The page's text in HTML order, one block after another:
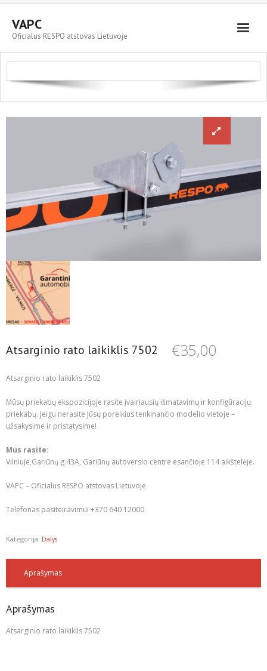
VAPC
Oficialus RESPO atstovas Lietuvoje
Parduodami automobiliai
RESPO priekabos
Atsarginio rato laikiklis 7502 €35,00
Atsarginio rato laikiklis 7502
Mūsų priekabų ekspozicijoje rasite įvairiausių išmatavimų ir konfigūracijų
priekabų. Jeigu nerasite Jūsų poreikius tenkinančio modelio vietoje –
užsakysime ir pristatysime!
Mus rasite:
Vilniuje,Gariūnų g.43A, Gariūnų autoverslo centre esančioje 114 aikštelėje.
VAPC – Oficialus RESPO atstovas Lietuvoje
Telefonas pasiteiravimui +370 640 12000
Kategorija: Dalys
Aprašymas
Aprašymas
Atsarginio rato laikiklis 7502